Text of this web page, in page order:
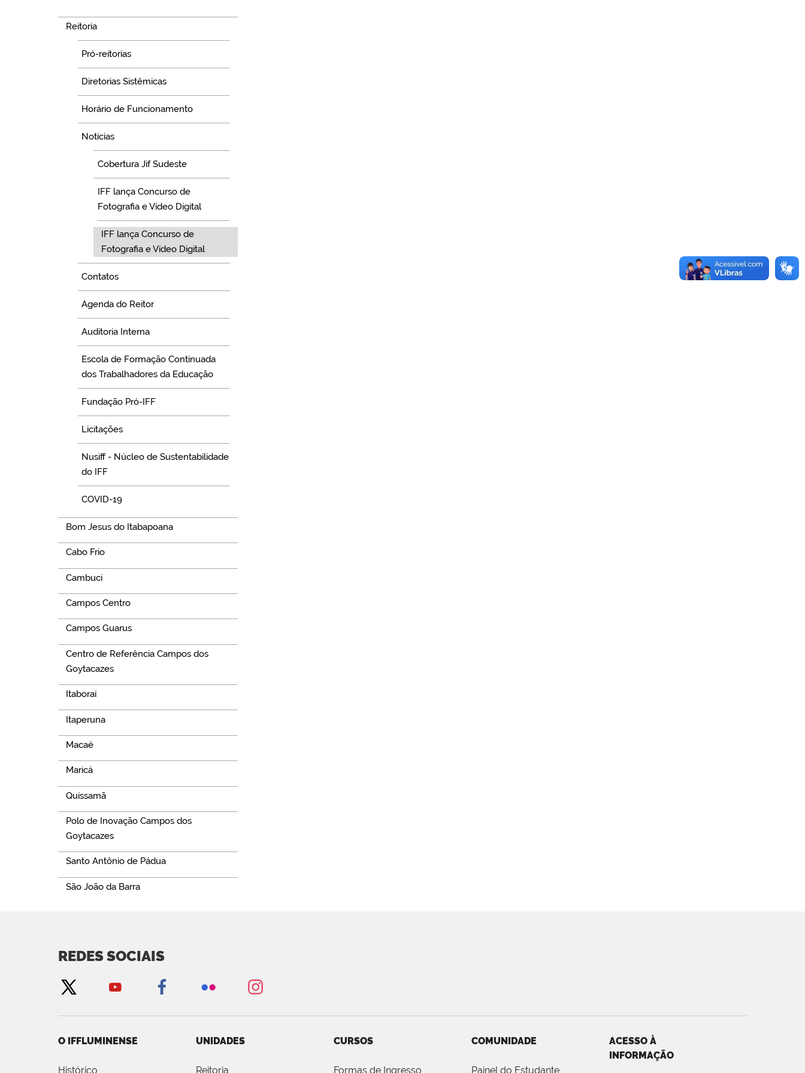
Reitoria
Pró-reitorias
Diretorias Sistêmicas
Horário de Funcionamento
Notícias
Cobertura Jif Sudeste
IFF lança Concurso de
Fotografia e Vídeo Digital
IFF lança Concurso de
Fotografia e Vídeo Digital
Contatos
Agenda do Reitor
Auditoria Interna
Escola de Formação Continuada
dos Trabalhadores da Educação
Fundação Pró-IFF
Licitações
Nusiff - Núcleo de Sustentabilidade
do IFF
COVID-19
Bom Jesus do Itabapoana
Cabo Frio
Cambuci
Campos Centro
Campos Guarus
Centro de Referência Campos dos
Goytacazes
Itaboraí
Itaperuna
Macaé
Maricá
Quissamã
Polo de Inovação Campos dos
Goytacazes
Santo Antônio de Pádua
São João da Barra
REDES SOCIAIS
O IFFLUMINENSE
Histórico
UNIDADES
Reitoria
CURSOS
Formas de Ingresso
COMUNIDADE
Painel do Estudante
ACESSO À
INFORMAÇÃO